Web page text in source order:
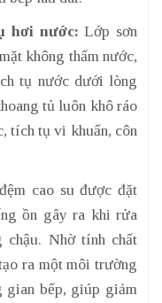
hơi nước: Lớp sơn
không thấm nước,
tụ nước dưới lòng
tủ luôn khô ráo
tích tụ vi khuẩn, côn
cao su được đặt
ồn gây ra khi rửa
chậu. Nhờ tính chất
ra một môi trường
gian bếp, giúp giảm